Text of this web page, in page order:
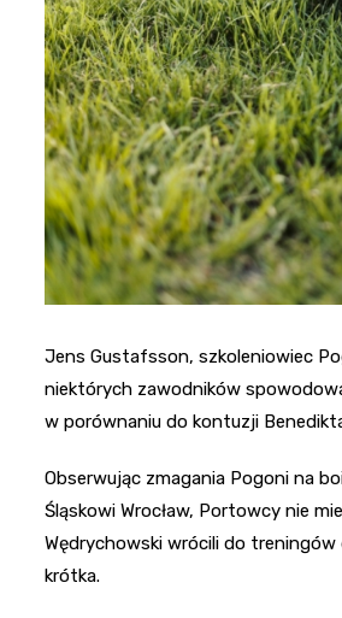
Jens Gustafsson, szkoleniowiec
niektórych zawodników
w porównaniu do kontuzji
Obserwując zmagania Pogoni na
Śląskowi Wrocław, Portowcy nie
Wędrychowski wrócili do
krótka.